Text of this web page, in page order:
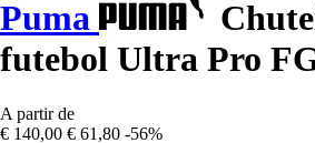
Puma
futebol Ultra Pro
A partir de
€ 140,00 € 61,80 -56%